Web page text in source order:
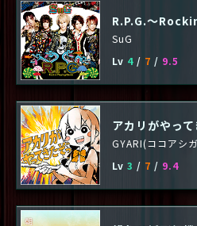
R.P.G.～
SuG
Lv 4 / 7 / 9.5
アカリがやっ
GYARI(ココアシ
Lv 3 / 7 / 9.4